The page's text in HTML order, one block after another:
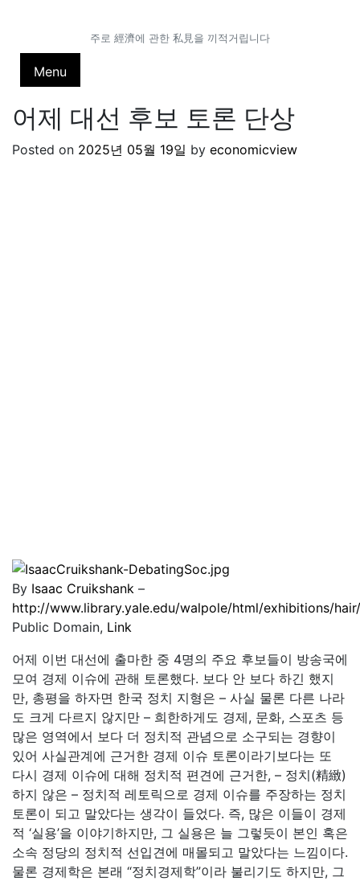
주로 經濟에 관한 私見을 끼적거립니다
Menu
어제 대선 후보 토론 단상
Posted on 2025년 05월 19일 by economicview
By Isaac Cruikshank –
http://www.library.yale.edu/walpole/html/exhibitions/
Public Domain, Link
어제 이번 대선에 출마한 중 4명의 주요 후보들이 방송국에
모여 경제 이슈에 관해 토론했다. 보다 안 보다 하긴 했지
만, 총평을 하자면 한국 정치 지형은 – 사실 물론 다른 나라
도 크게 다르지 않지만 – 희한하게도 경제, 문화, 스포츠 등
많은 영역에서 보다 더 정치적 관념으로 소구되는 경향이
있어 사실관계에 근거한 경제 이슈 토론이라기보다는 또
다시 경제 이슈에 대해 정치적 편견에 근거한, – 정치(精緻)
하지 않은 – 정치적 레토릭으로 경제 이슈를 주장하는 정치
토론이 되고 말았다는 생각이 들었다. 즉, 많은 이들이 경제
적 ‘실용’을 이야기하지만, 그 실용은 늘 그렇듯이 본인 혹은
소속 정당의 정치적 선입견에 매몰되고 말았다는 느낌이다.
물론 경제학은 본래 “정치경제학”이라 불리기도 하지만, 그